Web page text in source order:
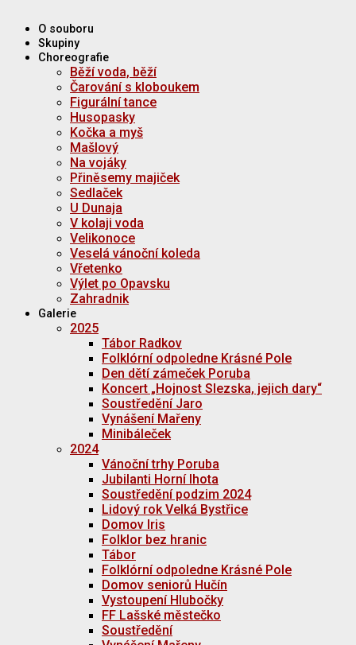
O souboru
Skupiny
Choreografie
Běží voda, běží
Čarování s kloboukem
Figurální tance
Husopasky
Kočka a myš
Mašlový
Na vojáky
Přiněsemy majiček
Sedlaček
U Dunaja
V kolaji voda
Velikonoce
Veselá vánoční koleda
Vřetenko
Výlet po Opavsku
Zahradnik
Galerie
2025
Tábor Radkov
Folklórní odpoledne Krásné Pole
Den dětí zámeček Poruba
Koncert „Hojnost Slezska, jejich dary“
Soustředění Jaro
Vynášení Mařeny
Minibáleček
2024
Vánoční trhy Poruba
Jubilanti Horní lhota
Soustředění podzim 2024
Lidový rok Velká Bystřice
Domov Iris
Folklor bez hranic
Tábor
Folklórní odpoledne Krásné Pole
Domov seniorů Hučín
Vystoupení Hlubočky
FF Lašské městečko
Soustředění